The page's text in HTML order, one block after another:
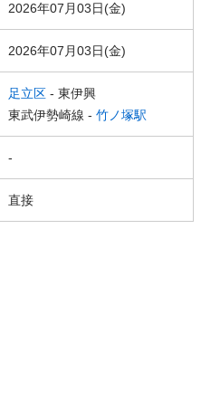
2026年07月03日(金)
2026年07月03日(金)
足立区 - 東伊興
東武伊勢崎線 - 竹ノ塚駅
-
直接